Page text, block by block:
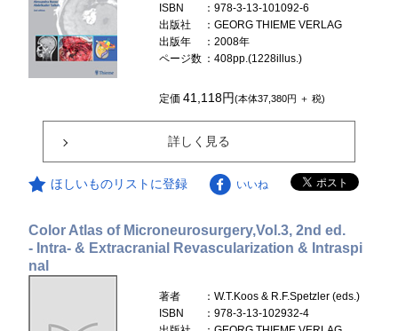
ISBN
：978-3-13-101092-6
出版社
：GEORG THIEME VERLAG
出版年
：2008年
ページ数 ：408pp.(1228illus.)
定価41,118円(本体37,380円 ＋ 税)
詳しく見る
ほしいものリストに登録 いいね
Color Atlas of Microneurosurgery,Vol.3, 2nd ed.
- Intra- & Extracranial Revascularization & Intraspi
nal
著者
：W.T.Koos & R.F.Spetzler (eds.)
ISBN
：978-3-13-102932-4